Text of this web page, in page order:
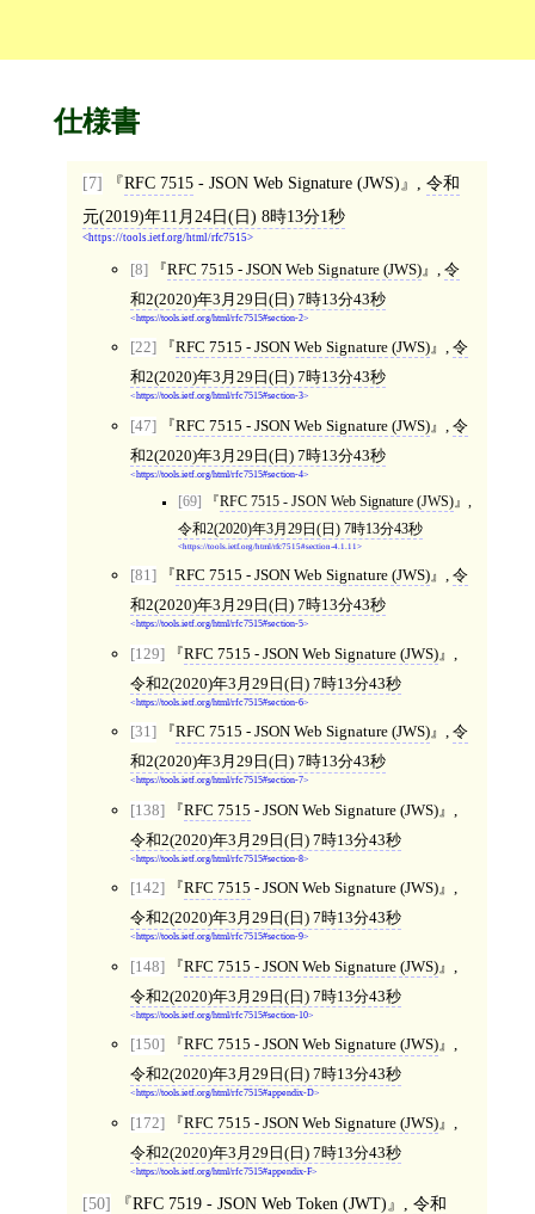
仕様書
[7] RFC 7515- JSON Web Signature (JWS) , 令和
元(2019)年11月24日(日) 8時13分1秒
https://tools.ietf.org/html/rfc7515
[8] RFC 7515 - JSON Web Signature (JWS)
令
和2(2020)年3月29日(日) 7時13分43秒
https://tools.ietf.org/html/rfc7515#section-2
[22] RFC 7515 - JSON Web Signature (JWS) , 令
和2(2020)年3月29日(日) 7時13分43秒
https://tools.ietf.org/html/rfc7515#section-3
[47] RFC 7515 - JSON Web Signature (JWS)
令
和2(2020)年3月29日(日) 7時13分43秒
https://tools.ietf.org/html/rfc7515#section-4
[69] RFC 7515 - JSON Web Signature (JWS)
,
令和2(2020)年3月29日(日) 7時13分43秒
https://tools.ietf.org/html/rfc7515#section-4.1.11
[81] RFC 7515 - JSON Web Signature (JWS) , 令
和2(2020)年3月29日(日) 7時13分43秒
https://tools.ietf.org/html/rfc7515#section-5
[129] RFC 7515 - JSON Web Signature (JWS)
令和2(2020)年3月29日(日) 7時13分43秒
https://tools.ietf.org/html/rfc7515#section-6
[31] RFC 7515 - JSON Web Signature (JWS) , 令
和2(2020)年3月29日(日) 7時13分43秒
https://tools.ietf.org/html/rfc7515#section-7
[138] RFC 7515 - JSON Web Signature (JWS)
令和2(2020)年3月29日(日) 7時13分43秒
https://tools.ietf.org/html/rfc7515#section-8
[142] RFC 7515 - JSON Web Signature (JWS)
,
令和2(2020)年3月29日(日) 7時13分43秒
https://tools.ietf.org/html/rfc7515#section-9
[148] RFC 7515 - JSON Web Signature (JWS)
令和2(2020)年3月29日(日) 7時13分43秒
https://tools.ietf.org/html/rfc7515#section-10
[150] RFC 7515 - JSON Web Signature (JWS)
,
令和2(2020)年3月29日(日) 7時13分43秒
https://tools.ietf.org/html/rfc7515#appendix-D
[172] RFC 7515 - JSON Web Signature (JWS)
,
令和2(2020)年3月29日(日) 7時13分43秒
https://tools.ietf.org/html/rfc7515#appendix-F
[50] RFC 7519 - JSON Web Token (JWT)
令和